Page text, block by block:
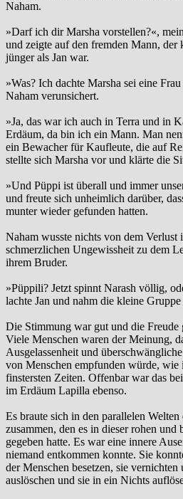
Naham.
»Darf ich dir Marsha vorstellen?«,
und zeigte auf den fremden Mann, der
jünger als Jan war.
»Was? Ich dachte Marsha sei eine
Naham verunsichert.
»Ja, das war ich auch in Terra und in
Erdäum, da bin ich ein Mann. Man
ein Bewacher für Kaufleute, die auf
stellte sich Marsha vor und klärte die
»Und Püppi ist überall und immer
und freute sich unheimlich darüber,
munter wieder gefunden hatten.
Naham wusste nichts von dem Verlust
schmerzlichen Ungewissheit zu dem
ihrem Bruder.
»Püppili? Jetzt spinnt Narash völlig,
lachte Jan und nahm die kleine
Die Stimmung war gut und die Freude
Viele Menschen waren der Meinung,
Ausgelassenheit und
von Menschen empfunden würde, wie
finstersten Zeiten. Offenbar war das
im Erdäum Lapilla ebenso.
Es braute sich in den parallelen
zusammen, den es in dieser rohen
gegeben hatte. Es war eine innere
niemand entkommen konnte. Sie
der Menschen besetzen, sie vernichten
auslöschen und sie in ein Nichts